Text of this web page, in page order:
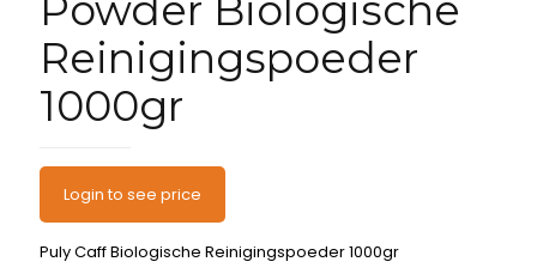
Reinigingspoeder
1000gr
Login to see price
Puly Caff Biologische Reinigingspoeder 1000gr